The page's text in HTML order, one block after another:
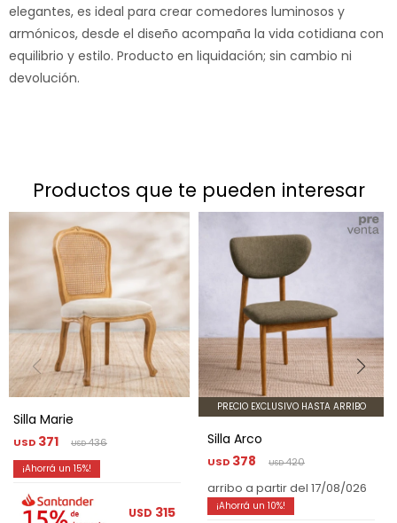
elegantes, es ideal para crear comedores luminosos y
armónicos, desde el diseño acompaña la vida cotidiana con
equilibrio y estilo. Producto en liquidación; sin cambio ni
devolución.
productos que te pueden interesar
Silla Marie
USD 371 USD436
15
USD 315
PRECIO EXCLUSIVO HASTA ARRIBO
Silla Arco
USD 378 USD420
arribo a partir del 17/08/026
10